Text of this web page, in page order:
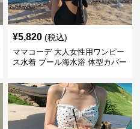
¥5,820 (税込)
ママコーデ 大人女性用ワンピー
ス水着 プール海水浴 体型カバー